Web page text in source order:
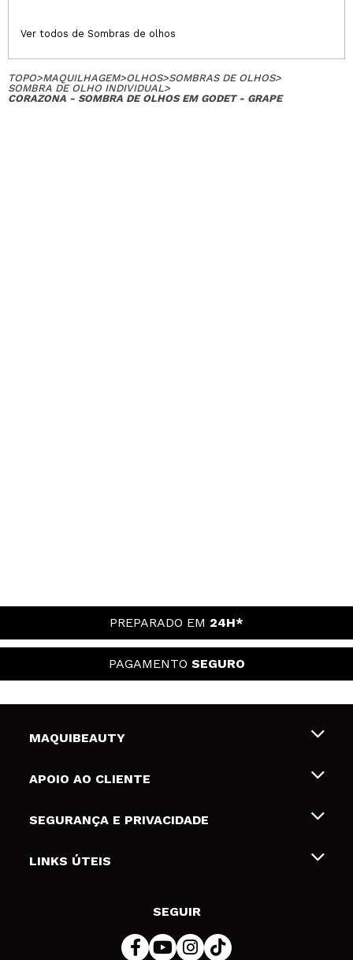
Ver todos de Sombras de olhos
TOPO>MAQUILHAGEM>OLHOS>SOMBRAS DE OLHOS>
SOMBRA DE OLHO INDIVIDUAL>
CORAZONA - SOMBRA DE OLHOS EM GODET - GRAPE
PREPARADO EM 24H*
PAGAMENTO SEGURO
MAQUIBEAUTY
Sobre nós
Gift Cards
APOIO AO CLIENTE
Envios e Devoluções
Formas de pagamento
SEGURANÇA E PRIVACIDADE
Termos e Privacidade
LINKS ÚTEIS
SEGUIR